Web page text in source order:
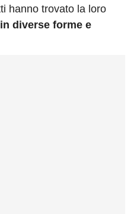
hanno trovato la loro
diverse forme e